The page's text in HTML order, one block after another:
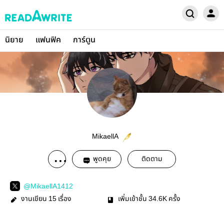
นิยาย แฟนฟิค การ์ตูน
MikaellA
พูดคุย ติดตาม
@MikaellA1412
งานเขียน 15 เรื่อง เพิ่มเข้าชั้น 34.6K ครั้ง